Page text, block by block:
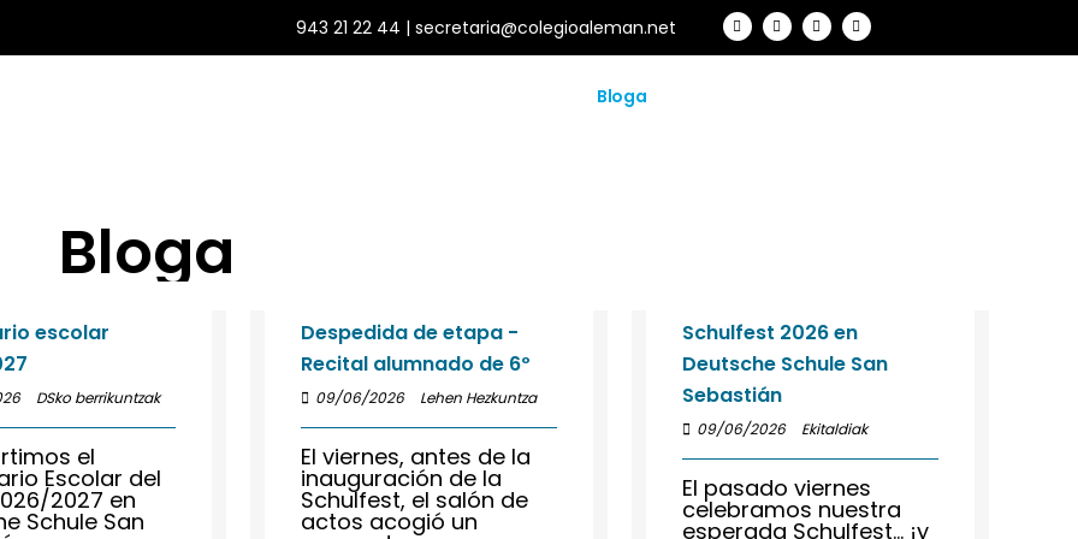
943 21 22 44 | secretaria@colegioaleman.net F
a
c
e
I
n
s
t
Y
o
u
t
L
i
n
k
Bloga
Bloga
escolar
DSko berrikuntzak
el
Escolar del
2027 en
Schule San
Despedida de etapa -
Recital alumnado de 6º
09/06/2026 Lehen Hezkuntza
El viernes, antes de la
inauguración de la
Schulfest, el salón de
actos acogió un
Schulfest 2026 en
Deutsche Schule San
Sebastián
09/06/2026 Ekitaldiak
El pasado viernes
celebramos nuestra
esperada Schulfest… ¡y